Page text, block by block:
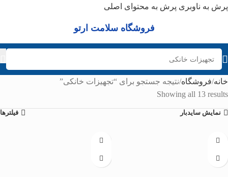
پرش به ناوبری پرش به محتوای اصلی
فروشگاه سلامت ارتو
خانه فروشگاه نتیجه جستجو برای “تجهیزات خانکی”
Showing all 13 results
نمایش سایدبار فیلترها